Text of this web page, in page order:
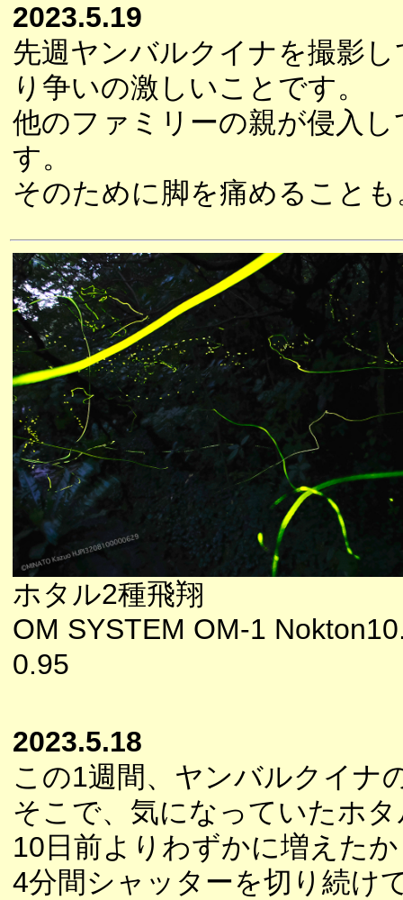
2023.5.19
先週ヤンバルクイナを撮影
り争いの激しいことです。
他のファミリーの親が侵入
す。
そのために脚を痛めることも
ホタル2種飛翔
OM SYSTEM OM-1
0.95
2023.5.18
この1週間、ヤンバルクイナ
そこで、気になっていたホ
10日前よりわずかに増えた
4分間シャッターを切り続け